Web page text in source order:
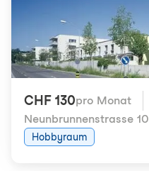
CHF 130pro Monat
Neunbrunnenstrasse 10
Hobbyraum